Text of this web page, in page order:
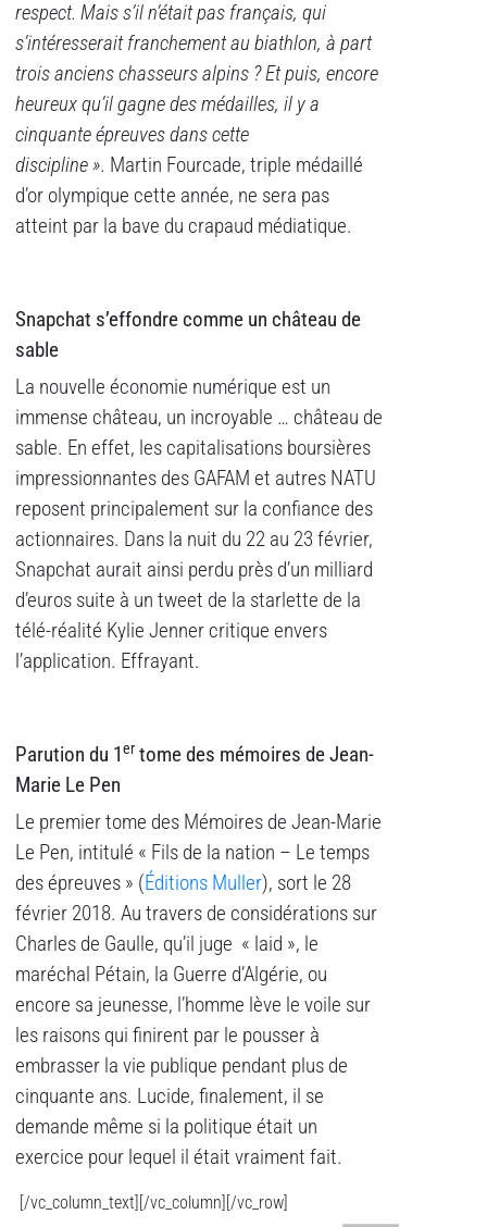
respect. Mais s’il n’était pas français, qui
s’intéresserait franchement au biathlon, à part
trois anciens chasseurs alpins ? Et puis, encore
heureux qu’il gagne des médailles, il y a
cinquante épreuves dans cette
discipline ». Martin Fourcade, triple médaillé
d’or olympique cette année, ne sera pas
atteint par la bave du crapaud médiatique.
Snapchat s’effondre comme un château de
sable
La nouvelle économie numérique est un
immense château, un incroyable … château de
sable. En effet, les capitalisations boursières
impressionnantes des GAFAM et autres NATU
reposent principalement sur la confiance des
actionnaires. Dans la nuit du 22 au 23 février,
Snapchat aurait ainsi perdu près d’un milliard
d’euros suite à un tweet de la starlette de la
télé-réalité Kylie Jenner critique envers
l’application. Effrayant.
Parution du 1er tome des mémoires de Jean-
Marie Le Pen
Le premier tome des Mémoires de Jean-Marie
Le Pen, intitulé « Fils de la nation – Le temps
des épreuves » (Éditions Muller), sort le 28
février 2018. Au travers de considérations sur
Charles de Gaulle, qu’il juge « laid », le
maréchal Pétain, la Guerre d’Algérie, ou
encore sa jeunesse, l’homme lève le voile sur
les raisons qui finirent par le pousser à
embrasser la vie publique pendant plus de
cinquante ans. Lucide, finalement, il se
demande même si la politique était un
exercice pour lequel il était vraiment fait.
[/vc_column_text][/vc_column][/vc_row]